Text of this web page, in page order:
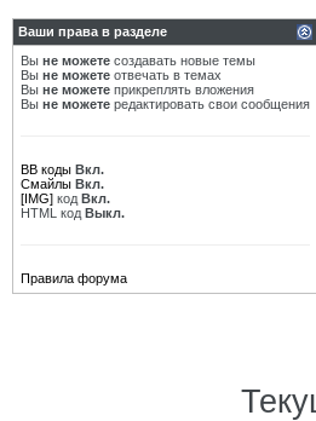
Ваши права в разделе
Вы не можете создавать новые темы
Вы не можете отвечать в темах
Вы не можете прикреплять вложения
Вы не можете редактировать свои сообщения
BB коды Вкл.
Смайлы Вкл.
[IMG] код Вкл.
HTML код Выкл.
Правила форума